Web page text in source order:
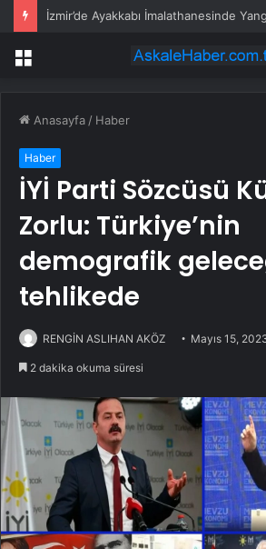
İzmir’de Ayakkabı İmalathanesinde
Menü
Anasayfa / Haber
Haber
İYİ Parti Sözcüsü
Zorlu: Türkiye’nin
demografik
tehlikede
RENGİN ASLIHAN AKÖZ Mayıs 15,
2 dakika okuma süresi